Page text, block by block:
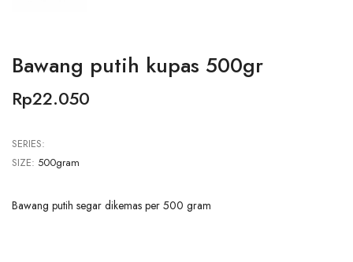
Bawang putih kupas 500gr
Rp22.050
SERIES:
SIZE: 500gram
Bawang putih segar dikemas per 500 gram